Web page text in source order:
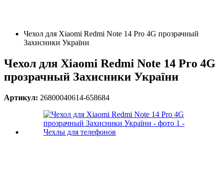
Чехол для Xiaomi Redmi Note 14 Pro 4G прозрачный
Захисники України
Чехол для Xiaomi Redmi Note 14 Pro 4G
прозрачный Захисники України
Артикул: 26800040614-658684